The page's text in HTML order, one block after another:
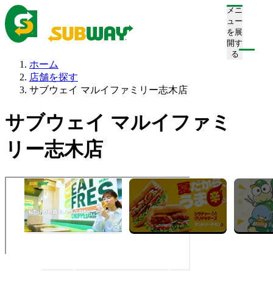
メニ
ュー
を展
開す
る
ホーム
店舗を探す
サブウェイ マルイファミリー志木店
サブウェイ マルイファミ
リー志木店